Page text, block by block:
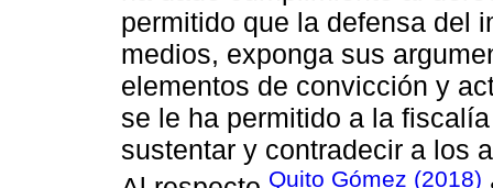
permitido que la defensa del
medios, exponga sus
elementos de convicción y
se le ha permitido a la
sustentar y contradecir a los
Quito Gómez (2018)